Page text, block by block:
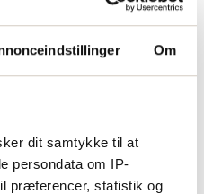
Om
dit samtykke til at
persondata om IP-
præferencer, statistik og